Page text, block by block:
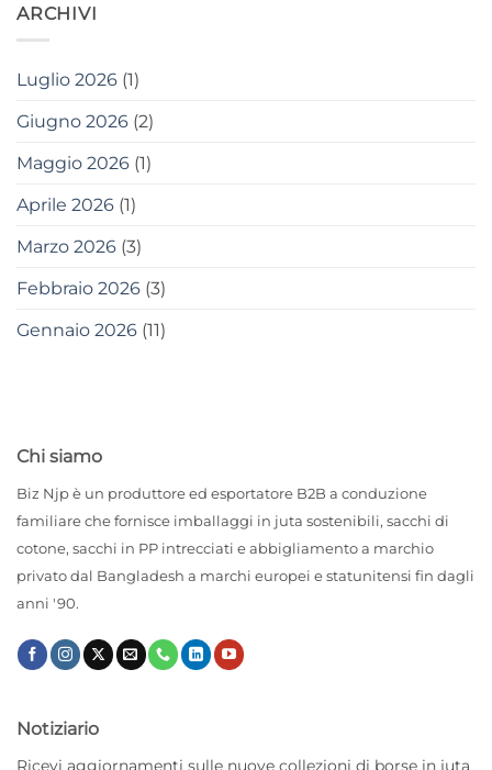
ARCHIVI
Luglio 2026 (1)
Giugno 2026 (2)
Maggio 2026 (1)
Aprile 2026 (1)
Marzo 2026 (3)
Febbraio 2026 (3)
Gennaio 2026 (11)
Chi siamo
Biz Njp è un produttore ed esportatore B2B a conduzione
familiare che fornisce imballaggi in juta sostenibili, sacchi di
cotone, sacchi in PP intrecciati e abbigliamento a marchio
privato dal Bangladesh a marchi europei e statunitensi fin dagli
anni '90.
Notiziario
Ricevi aggiornamenti sulle nuove collezioni di borse in juta